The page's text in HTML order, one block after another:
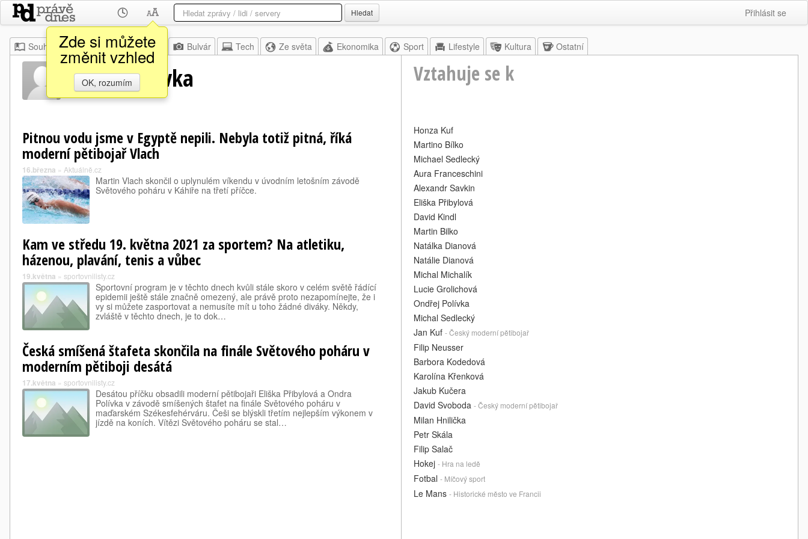
Zde si můžete
změnit vzhled
OK, rozumím
Hledat Přihlásit se
Souhrn Moje Z domova Bulvár Tech Ze světa Ekonomika Sport Lifestyle Kultura Ostatní
Ondra Polívka Vztahuje se k
Pitnou vodu jsme v Egyptě nepili. Nebyla totiž pitná, říká
moderní pětibojař Vlach
16.března » Aktuálně.cz
Martin Vlach skončil o uplynulém víkendu v úvodním letošním závodě
Světového poháru v Káhiře na třetí příčce.
Kam ve středu 19. května 2021 za sportem? Na atletiku,
házenou, plavání, tenis a vůbec
19.května » sportovnilisty.cz
Sportovní program je v těchto dnech kvůli stále skoro v celém světě řádící
epidemii ještě stále značně omezený, ale právě proto nezapomínejte, že i
vy si můžete zasportovat a nemusíte mít u toho žádné diváky. Někdy,
zvláště v těchto dnech, je to dok…
Česká smíšená štafeta skončila na finále Světového poháru v
moderním pětiboji desátá
17.května » sportovnilisty.cz
Desátou příčku obsadili moderní pětibojaři Eliška Přibylová a Ondra
Polívka v závodě smíšených štafet na finále Světového poháru v
maďarském Székesfehérváru. Češi se blýskli třetím nejlepším výkonem v
jízdě na koních. Vítězi Světového poháru se stal…
Honza Kuf
Martino Bílko
Michael Sedlecký
Aura Franceschini
Alexandr Savkin
Eliška Přibylová
David Kindl
Martin Bilko
Natálka Dianová
Natálie Dianová
Michal Michalík
Lucie Grolichová
Ondřej Polívka
Michal Sedlecký
Jan Kuf - Český moderní pětibojař
Filip Neusser
Barbora Kodedová
Karolína Křenková
Jakub Kučera
David Svoboda - Český moderní pětibojař
Milan Hnilička
Petr Skála
Filip Salač
Hokej - Hra na ledě
Fotbal - Míčový sport
Le Mans - Historické město ve Francii